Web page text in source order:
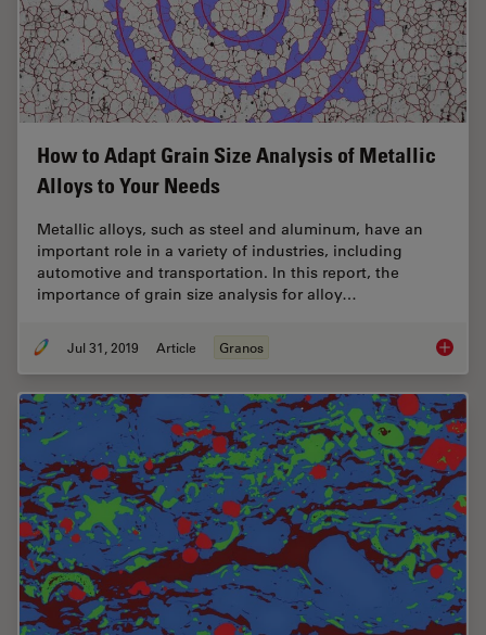
How to Adapt Grain Size Analysis of Metallic
Alloys to Your Needs
Metallic alloys, such as steel and aluminum, have an
important role in a variety of industries, including
automotive and transportation. In this report, the
importance of grain size analysis for alloy…
Jul 31, 2019 Article Granos How to